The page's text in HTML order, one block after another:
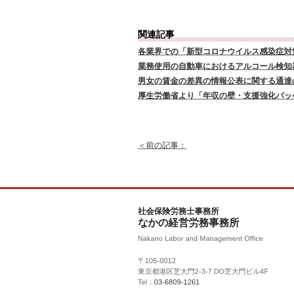
関連記事
各業界での「新型コロナウイルス感染症
業務使用の自動車におけるアルコール検
男女の賃金の差異の情報公表に関する通
厚生労働省より「年収の壁・支援強化パ
＜前の記事：
社会保険労務士事務所
なかの経営労務事務所
Nakano Labor and Management Office
〒105-0012
東京都港区芝大門2-3-7 DO芝大門ビル4F
Tel： 03-6809-1261